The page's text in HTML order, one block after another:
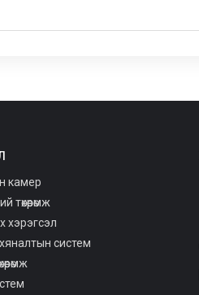
камер
хэрэгсэл
систем